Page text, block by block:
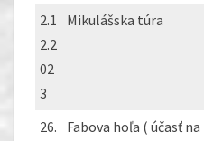
2.1
2.2
02
3
Mikulášska túra
26.
Fabova hoľa ( účasť na